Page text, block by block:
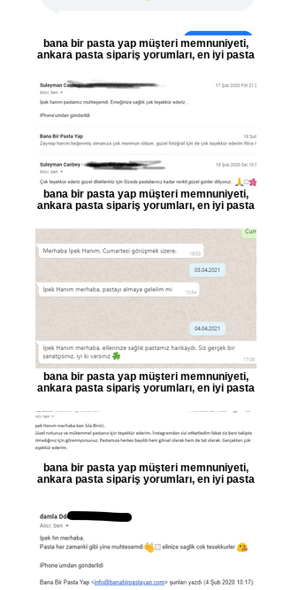
bana bir pasta yap müşteri memnuniyeti,
ankara pasta sipariş yorumları, en iyi pasta
bana bir pasta yap müşteri memnuniyeti,
ankara pasta sipariş yorumları, en iyi pasta
bana bir pasta yap müşteri memnuniyeti,
ankara pasta sipariş yorumları, en iyi pasta
bana bir pasta yap müşteri memnuniyeti,
ankara pasta sipariş yorumları, en iyi pasta